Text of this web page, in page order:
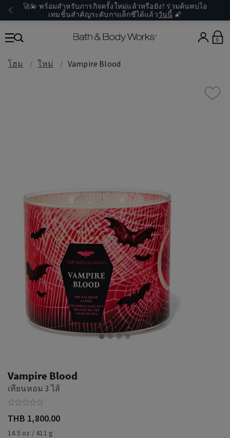
🚀💫 พร้อมสำหรับภารกิจครั้งใหม่แล้วหรือยัง? ร่วมค้นพบไอ
เทมชิ้นสำคัญระดับกาแล็กซีได้แล้ววันนี้ 🌠
0
โฮม ใหม่ Vampire Blood
Vampire Blood
เทียนหอม 3 ไส้
THB 1,800.00
14.5 oz / 411 g